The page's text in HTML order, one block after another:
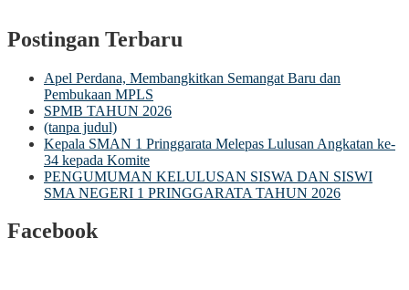
Postingan Terbaru
Apel Perdana, Membangkitkan Semangat Baru dan
Pembukaan MPLS
SPMB TAHUN 2026
(tanpa judul)
Kepala SMAN 1 Pringgarata Melepas Lulusan Angkatan ke-
34 kepada Komite
PENGUMUMAN KELULUSAN SISWA DAN SISWI
SMA NEGERI 1 PRINGGARATA TAHUN 2026
Facebook